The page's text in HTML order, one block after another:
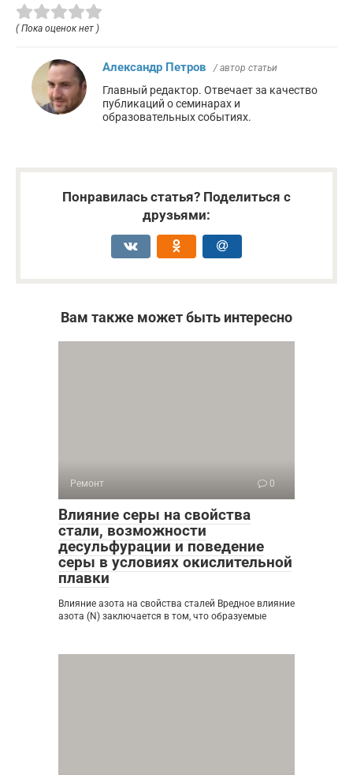
( Пока оценок нет )
Александр Петров / автор статьи
Главный редактор. Отвечает за качество
публикаций о семинарах и
образовательных событиях.
Понравилась статья? Поделиться с
друзьями:
Вам также может быть интересно
Ремонт 0
Влияние серы на свойства
стали, возможности
десульфурации и поведение
серы в условиях окислительной
плавки
Влияние азота на свойства сталей Вредное влияние
азота (N) заключается в том, что образуемые